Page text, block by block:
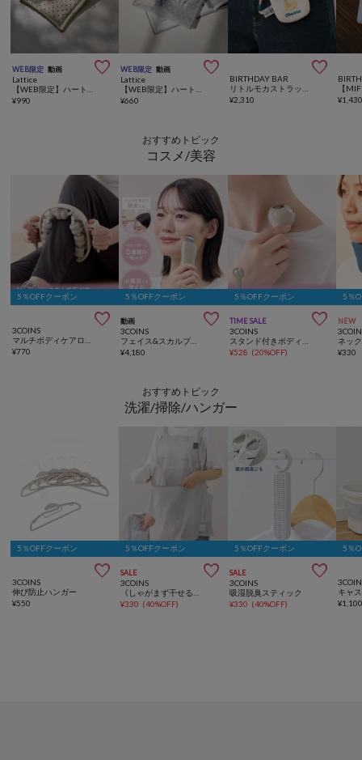
WEB限定 動画 
Lattice
¥990
WEB限定 動画 
Lattice
¥660

BIRTHDAY BAR
¥2,310 ¥
おすすめトピック
コスメ/美容
5％OFFクーポン

3COINS
¥770
5％OFFクーポン
動画 
3COINS
¥4,180
5％OFFクーポン
TIME SALE 
3COINS
¥528 (20%OFF)
5％
NEW
ネッ
¥330
おすすめトピック
洗濯/掃除/ハンガー
5％OFFクーポン

3COINS
伸び防止ハンガー
¥550
5％OFFクーポン
SALE 
3COINS
¥330 (40%OFF)
5％OFFクーポン
SALE 
3COINS
吸湿脱臭スティック
¥330 (40%OFF)
5％
¥